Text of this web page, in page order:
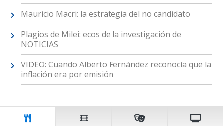
Mauricio Macri: la estrategia del no candidato
Plagios de Milei: ecos de la investigación de
NOTICIAS
VIDEO: Cuando Alberto Fernández reconocía que la
inflación era por emisión